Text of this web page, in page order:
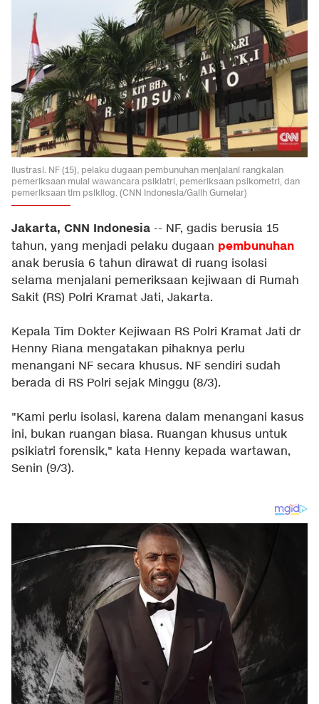
Ilustrasi. NF (15), pelaku dugaan pembunuhan menjalani rangkaian
pemeriksaan mulai wawancara psikiatri, pemeriksaan psikometri, dan
pemeriksaan tim psikilog. (CNN Indonesia/Galih Gumelar)
Jakarta, CNN Indonesia -- NF, gadis berusia 15
tahun, yang menjadi pelaku dugaan pembunuhan
anak berusia 6 tahun dirawat di ruang isolasi
selama menjalani pemeriksaan kejiwaan di Rumah
Sakit (RS) Polri Kramat Jati, Jakarta.
Kepala Tim Dokter Kejiwaan RS Polri Kramat Jati dr
Henny Riana mengatakan pihaknya perlu
menangani NF secara khusus. NF sendiri sudah
berada di RS Polri sejak Minggu (8/3).
"Kami perlu isolasi, karena dalam menangani kasus
ini, bukan ruangan biasa. Ruangan khusus untuk
psikiatri forensik," kata Henny kepada wartawan,
Senin (9/3).